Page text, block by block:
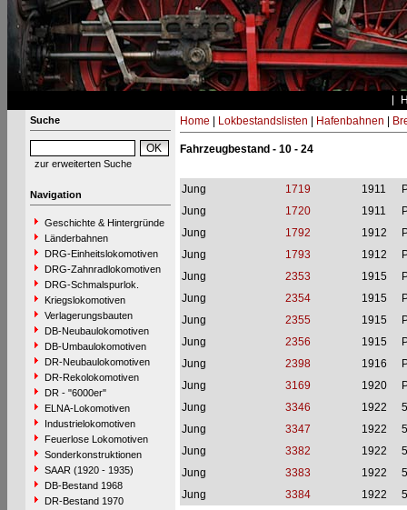
Suche
zur erweiterten Suche
Navigation
Geschichte & Hintergründe
Länderbahnen
DRG-Einheitslokomotiven
DRG-Zahnradlokomotiven
DRG-Schmalspurlok.
Kriegslokomotiven
Verlagerungsbauten
DB-Neubaulokomotiven
DB-Umbaulokomotiven
DR-Neubaulokomotiven
DR-Rekolokomotiven
DR - "6000er"
ELNA-Lokomotiven
Industrielokomotiven
Feuerlose Lokomotiven
Sonderkonstruktionen
SAAR (1920 - 1935)
DB-Bestand 1968
DR-Bestand 1970
Home Lokbestandslisten Hafenbahnen
Fahrzeugbestand - 10 - 24
Jung 1719 1911
Jung
1720 1911
Jung
1792 1912
Jung
1793 1912
Jung
2353 1915
Jung
2354 1915
Jung
2355 1915
Jung
2356 1915
Jung
2398 1916
Jung
3169 1920
Jung
3346 1922
Jung
3347 1922
Jung
3382 1922
Jung
3383 1922
Jung
3384 1922